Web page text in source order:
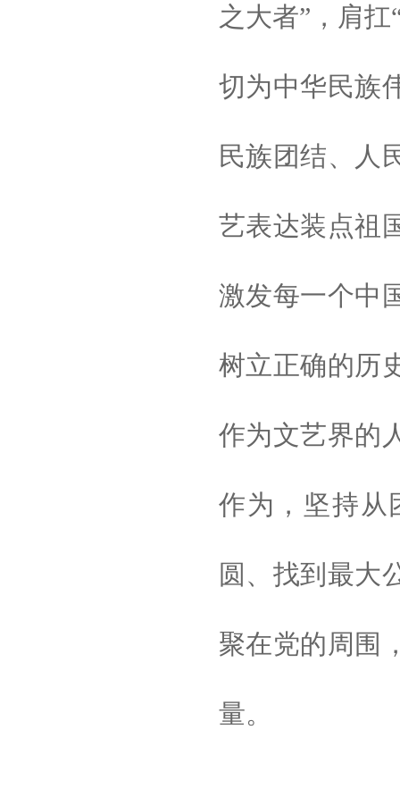
之大者”，肩
切为中华民族
民族团结、人
艺表达装点祖
激发每一个中
树立正确的历
作为文艺界的
作为，坚持从
圆、找到最大
聚在党的周围
量。